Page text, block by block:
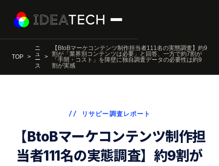
TOP
ニ
ュ
ー
ス
【BtoBマーケコンテンツ制作担当者111名の実態調査】約9
割が「業界別コンテンツは必要」と回答、一方で約7割が
「手間・コスト」を障壁に独自調査データの必要性は約9
割が実感
// リサピー調査レポート
【BtoBマーケコンテンツ制作担
当者111名の実態調査】約9割が